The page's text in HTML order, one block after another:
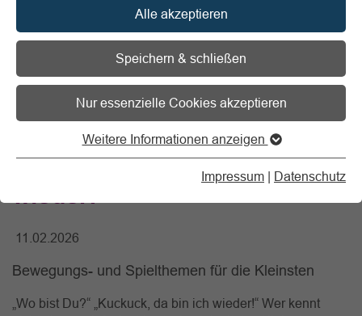
Alle akzeptieren
Speichern & schließen
Nur essenzielle Cookies akzeptieren
Weitere Informationen anzeigen
Impressum | Datenschutz
Material:
Sportgeräte
„Kuckuck, da bin ich
wieder!“
11.02.2026
Bewegungs- und Spielthemen für die Kleinsten
„Wo bist Du?“ „Kuckuck, da bin ich wieder!“ Wer kennt